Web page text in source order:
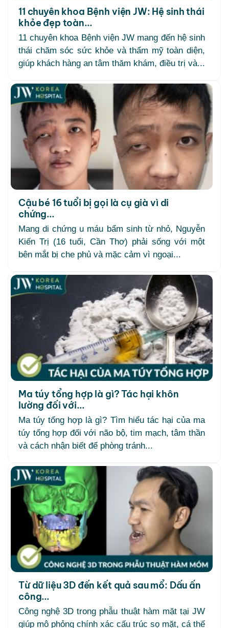
11 chuyên khoa Bệnh viện JW: Hệ sinh thái
khỏe đẹp toàn...
11 chuyên khoa Bệnh viện JW mang đến hệ sinh
thái chăm sóc sức khỏe và thẩm mỹ toàn diện,
giúp khách hàng an tâm thăm khám, điều trị và...
Cậu bé 16 tuổi bị gọi là cụ già vì di
chứng...
Mang di chứng u máu bẩm sinh từ nhỏ, Nguyễn
Kiến Trị (16 tuổi, Cần Thơ) phải sống với một
bên mắt bị che phủ và mặc cảm vì ngoại...
Ma túy tổng hợp là gì? Tác hại khôn
lường đối với...
Ma túy tổng hợp là gì? Tìm hiểu tác hại của ma
túy tổng hợp đối với não bộ, tim mạch, tâm thần
và cách nhận biết để phòng tránh...
Từ dữ liệu 3D đến kết quả sau mổ: Dấu ấn
công...
Công nghệ 3D trong phẫu thuật hàm mặt tại JW
giúp mô phỏng chính xác cấu trúc sọ mặt, cá thể